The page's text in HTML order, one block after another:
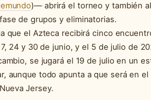
)— abrirá el torneo y también
de grupos y eliminatorias.
que el Azteca recibirá cinco
24 y 30 de junio, y el 5 de julio de
se jugará el 19 de julio en un
aunque todo apunta a que será en el
Jersey.